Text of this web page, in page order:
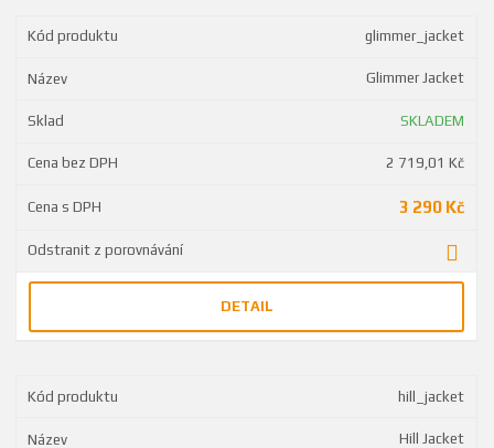
glimmer_jacket
Glimmer Jacket
SKLADEM
2 719,01 Kč
3 290 Kč
DETAIL
hill_jacket
Hill Jacket